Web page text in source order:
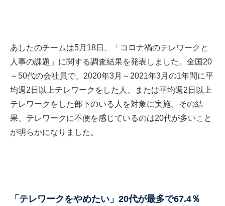
あしたのチームは5月18日、「コロナ禍のテレワークと
人事の課題」に関する調査結果を発表しました。全国20
～50代の会社員で、2020年3月～2021年3月の1年間に平
均週2日以上テレワークをした人、または平均週2日以上
テレワークをした部下のいる人を対象に実施。その結
果、テレワークに不便を感じているのは20代が多いこと
が明らかになりました。
「テレワークをやめたい」20代が最多で67.4％